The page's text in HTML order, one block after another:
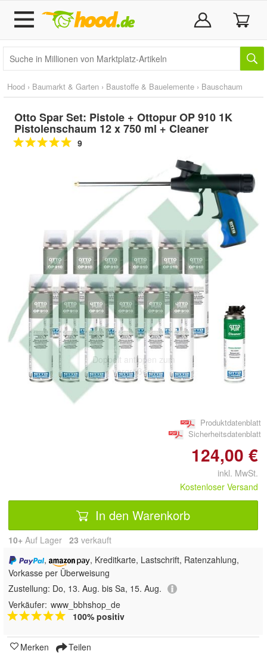
Hood › Baumarkt & Garten › Baustoffe & Bauelemente › Bauschaum
Otto Spar Set: Pistole + Ottopur OP 910 1K
Pistolenschaum 12 x 750 ml + Cleaner
9
Doppelt antippen zum
vergrößern
Produktdatenblatt
Sicherheitsdatenblatt
124,00 €
inkl. MwSt.
Kostenloser Versand
In den Warenkorb
10+ Auf Lager 23 verkauft
,
, Kreditkarte, Lastschrift, Ratenzahlung,
Vorkasse per Überweisung
Zustellung: Do, 13. Aug. bis Sa, 15. Aug.
Verkäufer: www_bbhshop_de
100% positiv
Merken Teilen